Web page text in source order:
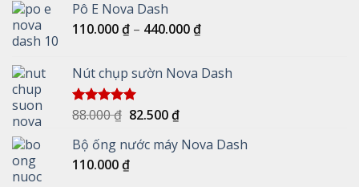
Pô E Nova Dash
110.000₫ – 440.000₫Khoảng
110.000 ₫
Nút chụp sườn Nova Dash
Được xếp
5.00
5 sao
88.000₫ Giá
là:
88.000 ₫.
82.500₫Giá
tại
Bộ ống nước máy Nova Dash
110.000₫